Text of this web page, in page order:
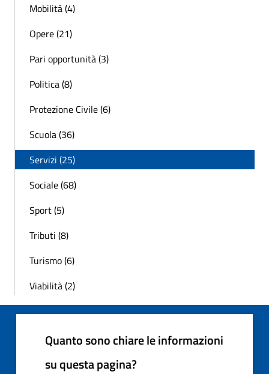
Mobilità (4)
Opere (21)
Pari opportunità (3)
Politica (8)
Protezione Civile (6)
Scuola (36)
Servizi (25)
Sociale (68)
Sport (5)
Tributi (8)
Turismo (6)
Viabilità (2)
Quanto sono chiare le informazioni
su questa pagina?